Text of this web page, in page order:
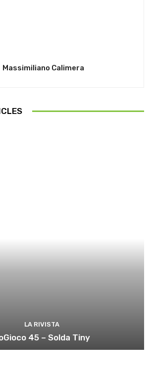
Massimiliano Calimera
LA RIVISTA
45 – Solda Tiny